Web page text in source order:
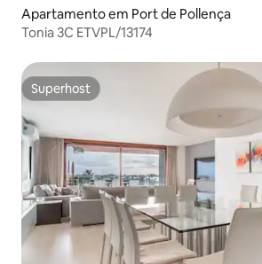
Apartamento em Port de Pollença
Tonia 3C ETVPL/13174
Superhost
Superhost